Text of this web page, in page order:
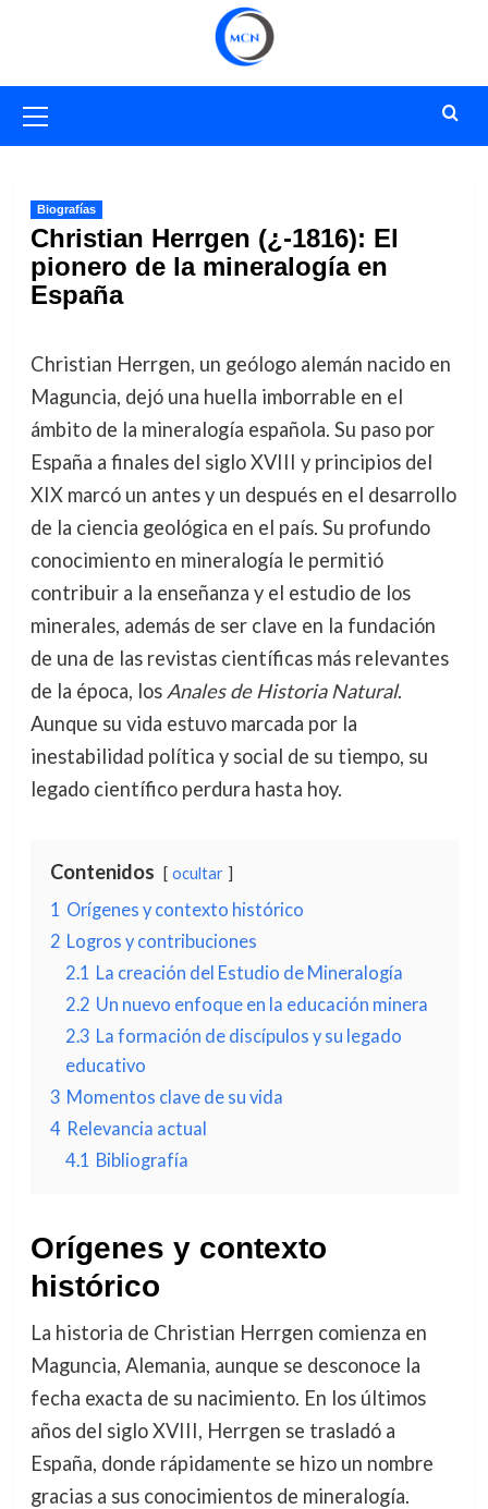
primario
Biografías
Christian Herrgen (¿-1816): El
pionero de la mineralogía en
España
Christian Herrgen, un geólogo alemán nacido en
Maguncia, dejó una huella imborrable en el
ámbito de la mineralogía española. Su paso por
España a finales del siglo XVIII y principios del
XIX marcó un antes y un después en el desarrollo
de la ciencia geológica en el país. Su profundo
conocimiento en mineralogía le permitió
contribuir a la enseñanza y el estudio de los
minerales, además de ser clave en la fundación
de una de las revistas científicas más relevantes
de la época, los Anales de Historia Natural.
Aunque su vida estuvo marcada por la
inestabilidad política y social de su tiempo, su
legado científico perdura hasta hoy.
Contenidos ocultar
1 Orígenes y contexto histórico
2 Logros y contribuciones
2.1 La creación del Estudio de Mineralogía
2.2 Un nuevo enfoque en la educación minera
2.3 La formación de discípulos y su legado
educativo
3 Momentos clave de su vida
4 Relevancia actual
4.1 Bibliografía
Orígenes y contexto
histórico
La historia de Christian Herrgen comienza en
Maguncia, Alemania, aunque se desconoce la
fecha exacta de su nacimiento. En los últimos
años del siglo XVIII, Herrgen se trasladó a
España, donde rápidamente se hizo un nombre
gracias a sus conocimientos de mineralogía.